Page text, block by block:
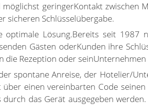
geringerKontakt zwischen
sicheren Schlüsselübergabe.
Lösung.Bereits seit 1987
Gästen oderKunden ihre
Rezeption oder
spontane Anreise, der Hotelier/
einen vereinbarten Code
das Gerät ausgegeben